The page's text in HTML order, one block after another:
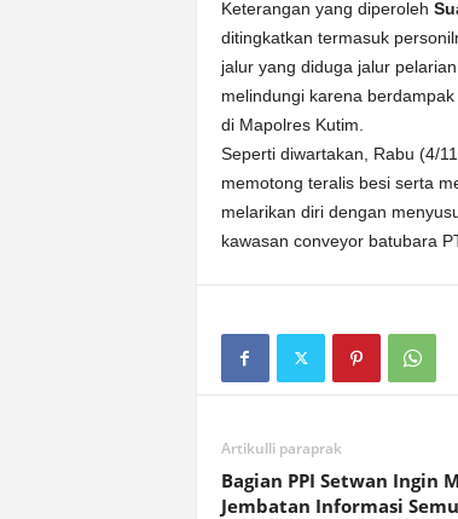
Keterangan yang diperoleh
ditingkatkan termasuk
jalur yang diduga jalur
melindungi karena
di Mapolres Kutim.
Seperti diwartakan, Rabu (4/
memotong teralis besi serta
melarikan diri dengan
kawasan conveyor batubara
Artikulli paraprak
Bagian PPI Setwan Ingin
Jembatan Informasi